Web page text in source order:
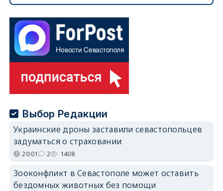
Выбор Редакции
Украинские дроны заставили севастопольцев
задуматься о страховании
20:01 2 1408
Зооконфликт в Севастополе может оставить
бездомных животных без помощи